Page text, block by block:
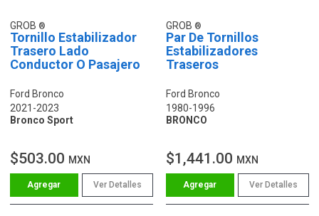
GROB
Tornillo Estabilizador
Trasero Lado
Conductor O Pasajero
Ford Bronco
2021-2023
Bronco Sport
$503.00 MXN
Ver Detalles
GROB
Par De Tornillos
Estabilizadores
Traseros
Ford Bronco
1980-1996
BRONCO
$1,441.00 MXN
Ver Detalles